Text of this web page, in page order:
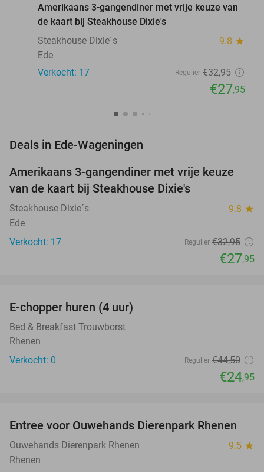
Amerikaans 3-gangendiner met vrije keuze van
de kaart bij Steakhouse Dixie's
Steakhouse Dixie´s
9.8 star
Ede
Verkocht: 17
Regulier €32,95
€27,95
Deals in Ede-Wageningen
15%
Amerikaans 3-gangendiner met vrije keuze
van de kaart bij Steakhouse Dixie's
Steakhouse Dixie´s 9.8 star
Ede
Verkocht: 17
Regulier €32,95
€27,95
NEW
TODAY
E-chopper huren (4 uur)
Bed & Breakfast Trouwborst
Rhenen
Verkocht: 0
Regulier €44,50
€24,95
19%
Entree voor Ouwehands Dierenpark Rhenen
Ouwehands Dierenpark Rhenen 9.5 star
Rhenen